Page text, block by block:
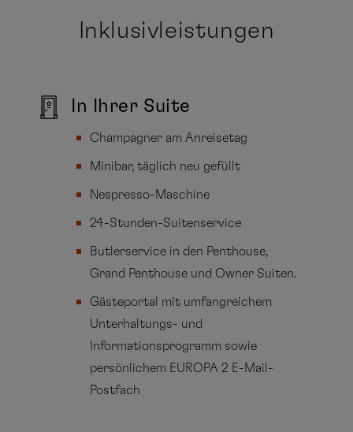
Inklusivleistungen
In Ihrer Suite
Champagner am Anreisetag
Minibar, täglich neu gefüllt
Nespresso-Maschine
24-Stunden-Suitenservice
Butlerservice in den Penthouse,
Grand Penthouse und Owner Suiten.
Gästeportal mit umfangreichem
Unterhaltungs- und
Informationsprogramm sowie
persönlichem EUROPA 2 E-Mail-
Postfach